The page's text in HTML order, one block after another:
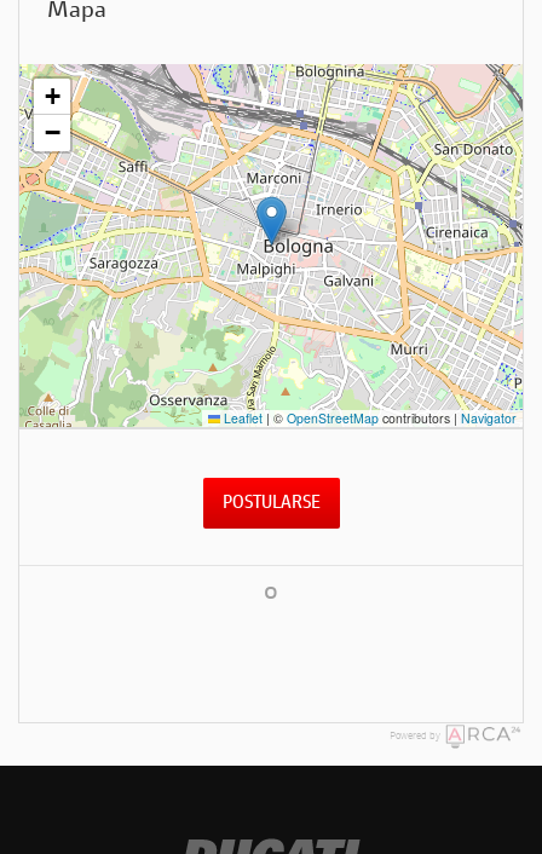
Mapa
+
−
Leaflet | © OpenStreetMap contributors | Navigator
POSTULARSE
o
Powered by